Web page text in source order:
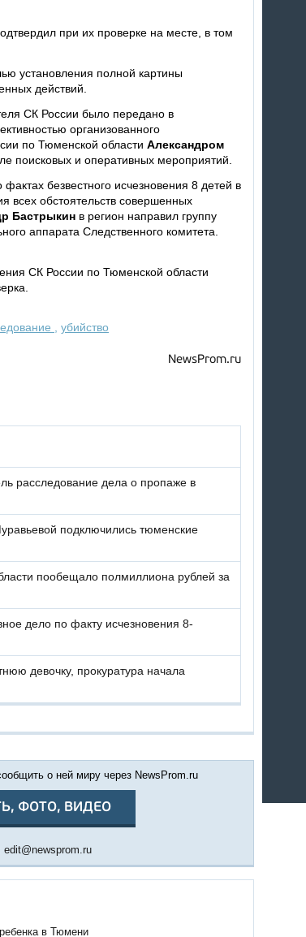
при их проверке на месте, в том
установления полной картины
действий.
СК России было передано в
организованного
по Тюменской области Александром
поисковых и оперативных мероприятий.
безвестного исчезновения 8 детей в
всех обстоятельств совершенных
Бастрыкин в регион направил группу
аппарата Следственного комитета.
СК России по Тюменской области
убийство
NewsProm.ru
расследование дела о пропаже в
подключились тюменские
пообещало полмиллиона рублей за
дело по факту исчезновения 8-
девочку, прокуратура начала
о ней миру через NewsProm.ru
ФОТО, ВИДЕО
edit@newsprom.ru
в Тюмени